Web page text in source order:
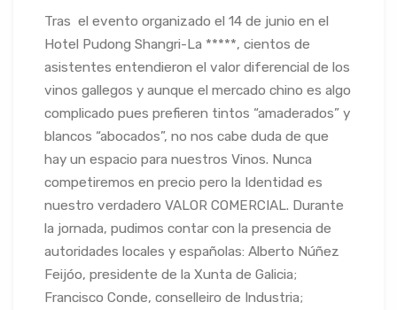
Tras el evento organizado el 14 de junio en el
Hotel Pudong Shangri-La *****, cientos de
asistentes entendieron el valor diferencial de los
vinos gallegos y aunque el mercado chino es algo
complicado pues prefieren tintos “amaderados” y
blancos “abocados”, no nos cabe duda de que
hay un espacio para nuestros Vinos. Nunca
competiremos en precio pero la Identidad es
nuestro verdadero VALOR COMERCIAL. Durante
la jornada, pudimos contar con la presencia de
autoridades locales y españolas: Alberto Núñez
Feijóo, presidente de la Xunta de Galicia;
Francisco Conde, conselleiro de Industria;